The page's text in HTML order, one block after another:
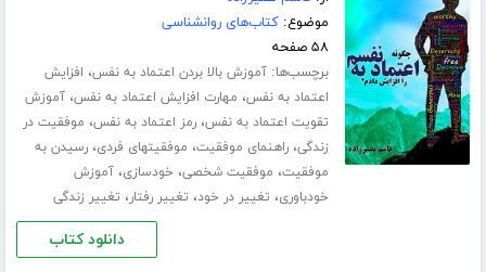
موضوع:کتاب‌های روانشناسی
۵۸ صفحه
برچسب‌ها:آموزش بالا بردن اعتماد به نفس، افزایش
اعتماد به نفس، مهارت افزایش اعتماد به نفس،آموزش
تقویت اعتماد به نفس،رمز اعتماد به نفس، موفقیت در
زندگی،راهنمای موفقیت، موفقیتهای فردی،رسیدن به
موفقیت، موفقیت شخصی، خودسازی،آموزش
خودباوری، تغییر در خود، تغییر رفتار، تغییر زندگی
دانلود کتاب